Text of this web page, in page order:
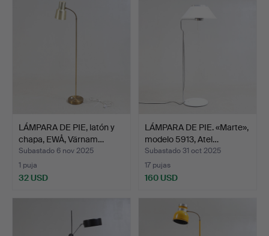
LÁMPARA DE PIE, latón y
chapa, EWÅ, Värnam…
Subastado 6 nov 2025
1 puja
32 USD
LÁMPARA DE PIE. «Marte»,
modelo 5913, Atel…
Subastado 31 oct 2025
17 pujas
160 USD